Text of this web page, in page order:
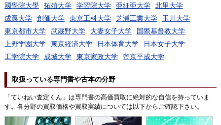
國學院大學
拓殖大学 学習院大学 亜細亜大学
北里大学
成蹊大学
創価大学 東京工科大学 芝浦工業大学
玉川大学
東京都市大学
武蔵野大学 大妻女子大学
国際基督教大学
上野学園大学
東京経済大学 日本体育大学
日本女子大学
工学院大学
成城大学 東京家政大学 帝京平成大学
取扱っている専門書や古本の分野
「ていねい査定くん」は専門書の高価買取に絶対的な自信を持っていま
す。各分野の買取価格や買取実績については以下からご確認下さい。